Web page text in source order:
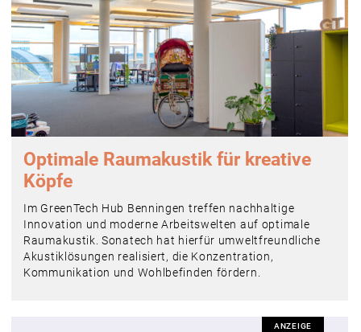
Optimale Raumakustik für kreative
Köpfe
Im GreenTech Hub Benningen treffen nachhaltige
Innovation und moderne Arbeitswelten auf optimale
Raumakustik. Sonatech hat hierfür umweltfreundliche
Akustiklösungen realisiert, die Konzentration,
Kommunikation und Wohlbefinden fördern.
ANZEIGE